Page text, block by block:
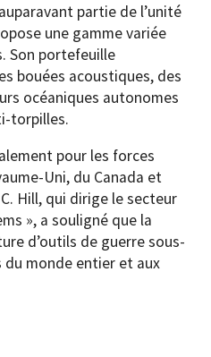
partie de l’unité
une gamme variée
Son portefeuille
bouées acoustiques, des
océaniques autonomes
torpilles.
pour les forces
Uni, du Canada et
Hill, qui dirige le secteur
», a souligné que la
d’outils de guerre sous-
du monde entier et aux